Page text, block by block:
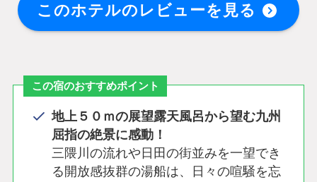
このホテルのレビューを見る
この宿のおすすめポイント
地上５０ｍの展望露天風呂から望む九州
屈指の絶景に感動！
三隈川の流れや日田の街並みを一望でき
る開放感抜群の湯船は、日々の喧騒を忘